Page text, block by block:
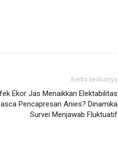
Berita berikutnya
Ekor Jas Menaikkan Elektabilitas
Pencapresan Anies? Dinamika
Survei Menjawab Fluktuatif